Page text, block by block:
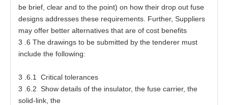
be brief, clear and to the point) on how their drop out fuse
designs addresses these requirements. Further, Suppliers
may offer better alternatives that are of cost benefits
3 .6 The drawings to be submitted by the tenderer must
include the following:
3 .6.1 Critical tolerances
3 .6.2 Show details of the insulator, the fuse carrier, the
solid-link, the